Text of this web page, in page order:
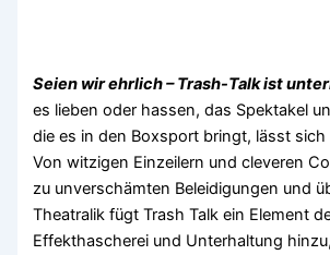
Seien wir ehrlich – Trash-Talk ist
es lieben oder hassen, das Spektakel
die es in den Boxsport bringt, lässt
Von witzigen Einzeilern und cleveren
zu unverschämten Beleidigungen und
Theatralik fügt Trash Talk ein Element
Effekthascherei und Unterhaltung